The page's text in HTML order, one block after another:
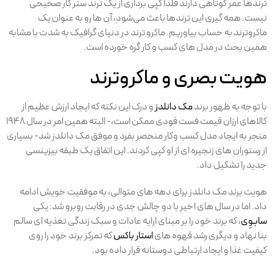
ترند‌ها عمر کوتاهی دارند فلذا کپی برداری از یک ترند ستر کار صحیحی
نیست. همه گیری این ترندها باعث می‌شود، آن ها رو به عنوان یک
ماکروترند به حساب بیاوریم. ماکرو ترند‌ در دنیای گرافیک به شدت با مشابه
همین بحث در مدل های کسب و کار گره خورده است.
هویت بصری و ماکروترند
با توجه به ظهور برندمک دانلدزو درک این نکته که ایجاد ارزش عظیم از
کالاهای ارزان قیمت فست فودی ممکن است،- البته همین امر در سال ۱۹۴۸
منجر به ایجاد مدل کسب وکار منحصر بفرد و موفق مک دانلدز شد- بسیاری
از رستوران های زنجیره ای از او کپی کردند. این اتفاق یک طبقه بیزینسی
جدید را تشکیل داد.
هویت برند مک دانلدز برای دهه های متوالی، به موفقیت خویش ادامه
داد. اما در سال های اخیر با دو چالش جدی در رقابت روبرو شد: یکی
سابـوِی، که برند خود را بر مبنای ارایه عادات و سبک زندگی تغذیه ای سالم
بنا نهاد و دیگری رشد قهوه هایاستار باکسکه تمرکز برند خود را روی
کیفیت غذا و ایجاد ارتباطی دوستانه قرار داده بود.